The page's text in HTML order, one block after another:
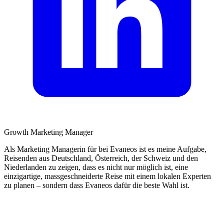
Growth Marketing Manager
Als Marketing Managerin für bei Evaneos ist es meine Aufgabe,
Reisenden aus Deutschland, Österreich, der Schweiz und den
Niederlanden zu zeigen, dass es nicht nur möglich ist, eine
einzigartige, massgeschneiderte Reise mit einem lokalen Experten
zu planen – sondern dass Evaneos dafür die beste Wahl ist.